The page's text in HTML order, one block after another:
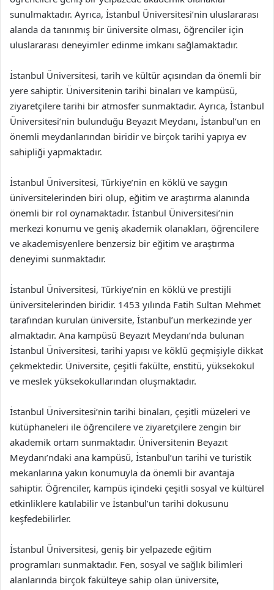
sunulmaktadır. Ayrıca, İstanbul Üniversitesi’nin uluslararası
alanda da tanınmış bir üniversite olması, öğrenciler için
uluslararası deneyimler edinme imkanı sağlamaktadır.
İstanbul Üniversitesi, tarih ve kültür açısından da önemli bir
yere sahiptir. Üniversitenin tarihi binaları ve kampüsü,
ziyaretçilere tarihi bir atmosfer sunmaktadır. Ayrıca, İstanbul
Üniversitesi’nin bulunduğu Beyazıt Meydanı, İstanbul’un en
önemli meydanlarından biridir ve birçok tarihi yapıya ev
sahipliği yapmaktadır.
İstanbul Üniversitesi, Türkiye’nin en köklü ve saygın
üniversitelerinden biri olup, eğitim ve araştırma alanında
önemli bir rol oynamaktadır. İstanbul Üniversitesi’nin
merkezi konumu ve geniş akademik olanakları, öğrencilere
ve akademisyenlere benzersiz bir eğitim ve araştırma
deneyimi sunmaktadır.
İstanbul Üniversitesi, Türkiye’nin en köklü ve prestijli
üniversitelerinden biridir. 1453 yılında Fatih Sultan Mehmet
tarafından kurulan üniversite, İstanbul’un merkezinde yer
almaktadır. Ana kampüsü Beyazıt Meydanı’nda bulunan
İstanbul Üniversitesi, tarihi yapısı ve köklü geçmişiyle dikkat
çekmektedir. Üniversite, çeşitli fakülte, enstitü, yüksekokul
ve meslek yüksekokullarından oluşmaktadır.
İstanbul Üniversitesi’nin tarihi binaları, çeşitli müzeleri ve
kütüphaneleri ile öğrencilere ve ziyaretçilere zengin bir
akademik ortam sunmaktadır. Üniversitenin Beyazıt
Meydanı’ndaki ana kampüsü, İstanbul’un tarihi ve turistik
mekanlarına yakın konumuyla da önemli bir avantaja
sahiptir. Öğrenciler, kampüs içindeki çeşitli sosyal ve kültürel
etkinliklere katılabilir ve İstanbul’un tarihi dokusunu
keşfedebilirler.
İstanbul Üniversitesi, geniş bir yelpazede eğitim
programları sunmaktadır. Fen, sosyal ve sağlık bilimleri
alanlarında birçok fakülteye sahip olan üniversite,